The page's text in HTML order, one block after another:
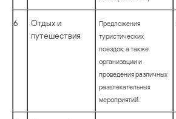
6
Отдых и
путешествия
Предложения
туристических
поездок, а также
организации и
проведения различных
развлекательных
мероприятий.